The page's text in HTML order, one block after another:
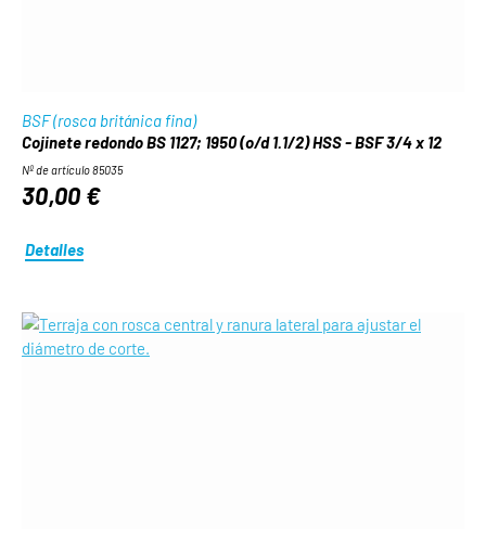
BSF (rosca británica fina)
Cojinete redondo BS 1127; 1950 (o/d 1.1/2) HSS - BSF 3/4 x 12
Nº de artículo 85035
30,00 €
Detalles